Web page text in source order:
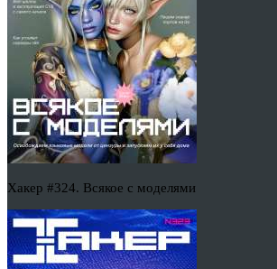
Хакер #324. Всякое с моделями